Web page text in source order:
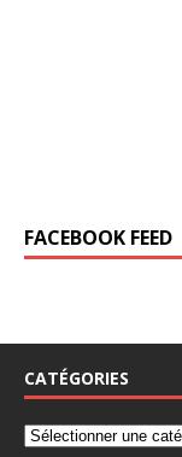
FACEBOOK FEED
CATÉGORIES